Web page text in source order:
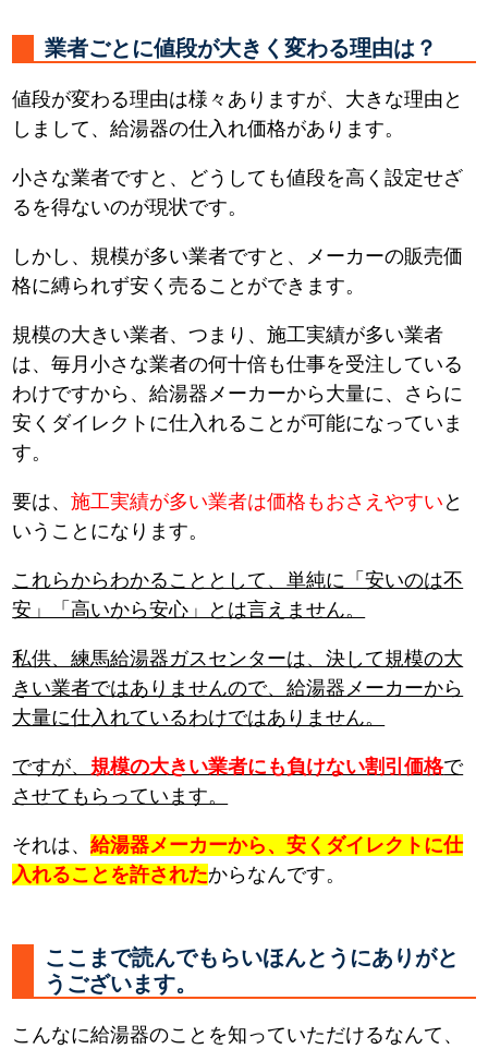
業者ごとに値段が大きく変わる理由は？
値段が変わる理由は様々ありますが、大きな理由と
しまして、給湯器の仕入れ価格があります。
小さな業者ですと、どうしても値段を高く設定せざ
るを得ないのが現状です。
しかし、規模が多い業者ですと、メーカーの販売価
格に縛られず安く売ることができます。
規模の大きい業者、つまり、施工実績が多い業者
は、毎月小さな業者の何十倍も仕事を受注している
わけですから、給湯器メーカーから大量に、さらに
安くダイレクトに仕入れることが可能になっていま
す。
要は、施工実績が多い業者は価格もおさえやすい と
いうことになります。
これらからわかることとして、単純に「安いのは不
安」「高いから安心」とは言えません。
私供、練馬給湯器ガスセンターは、決して規模の大
きい業者ではありませんので、給湯器メーカーから
大量に仕入れているわけではありません。
ですが、 規模の大きい業者にも負けない割引価格で
させてもらっています。
それは、給湯器メーカーから、安くダイレクトに仕
入れることを許されたからなんです。
ここまで読んでもらいほんとうにありがと
うございます。
こんなに給湯器のことを知っていただけるなんて、